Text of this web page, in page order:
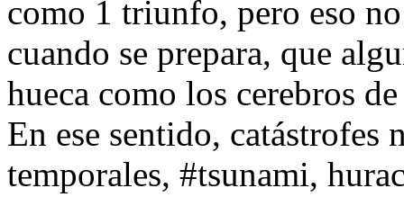
como 1 triunfo, pero eso
cuando se prepara, que
hueca como los cerebros
En ese sentido, catástrofes
temporales, #tsunami,